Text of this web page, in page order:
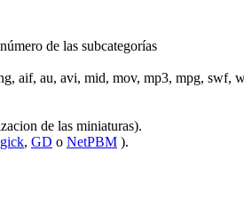
de las subcategorías
aif, au, avi, mid, mov, mp3, mpg, swf,
de las miniaturas).
, GD o NetPBM ).